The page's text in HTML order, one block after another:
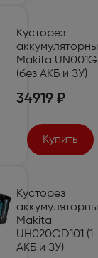
Кусторез
Makita
(без АКБ и ЗУ)
34919 ₽
Купить
Кусторез
Makita
UH020GD101 (1
АКБ и ЗУ)